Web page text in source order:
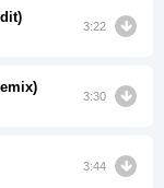
3:22
3:30
3:44